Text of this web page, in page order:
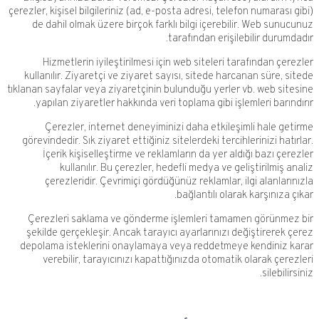
çerezler, kişisel bilgileriniz (ad, e-posta adresi, telefon
de dahil olmak üzere birçok farklı bilgi içerebilir.
tarafından
Hizmetlerin iyileştirilmesi için web siteleri
kullanılır. Ziyaretçi ve ziyaret sayısı, sitede
tıklanan sayfalar veya ziyaretçinin bulunduğu yerler vb.
yapılan ziyaretler hakkında veri toplama gibi
Çerezler, internet deneyiminizi daha etkileşimli
görevindedir. Sık ziyaret ettiğiniz sitelerdeki
İçerik kişiselleştirme ve reklamların da yer aldığı
kullanılır. Bu çerezler, hedefli medya ve
çerezleridir. Çevrimiçi gördüğünüz reklamlar, ilgi
bağlantılı olarak
Çerezleri saklama ve gönderme işlemleri tamamen
şekilde gerçekleşir. Ancak tarayıcı ayarlarınızı
depolama isteklerini onaylamaya veya reddetmeye
verebilir, tarayıcınızı kapattığınızda otomatik